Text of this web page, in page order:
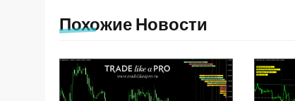
Похожие Новости